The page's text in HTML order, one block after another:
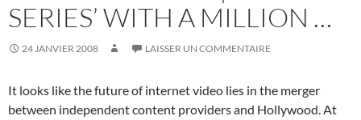
SERIES’ WITH A MILLION …
24 JANVIER 2008 LAISSER UN COMMENTAIRE
It looks like the future of internet video lies in the merger
between independent content providers and Hollywood. At